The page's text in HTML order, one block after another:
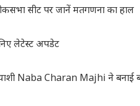
सीट पर जानें मतगणना का हाल
लेटेस्ट अपडेट
Naba Charan Majhi ने बनाई